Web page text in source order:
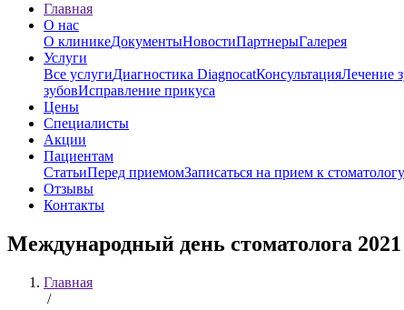
Главная
О нас
О клиникеДокументыНовостиПартнерыГалерея
Услуги
Все услугиДиагностика DiagnocatКонсультацияЛечение
зубовИсправление прикуса
Цены
Специалисты
Акции
Пациентам
СтатьиПеред приемомЗаписаться на прием к стоматологу
Отзывы
Контакты
Международный день стоматолога 2021
Главная
/